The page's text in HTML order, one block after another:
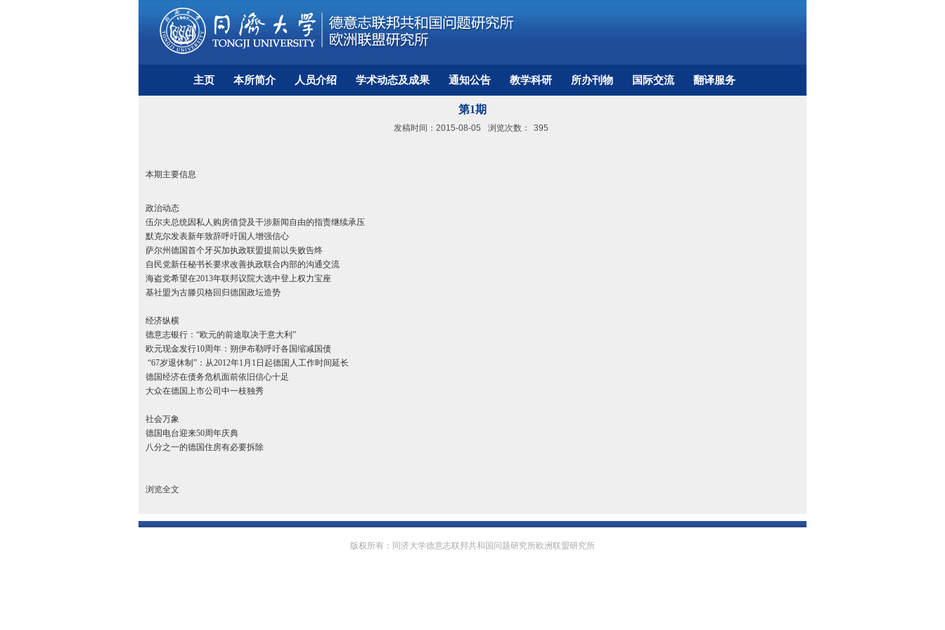
主页 本所简介 人员介绍 学术动态及成果 通知公告 教学科研 所办刊物 国际交流 翻译服务
第1期
发稿时间：2015-08-05 浏览次数： 395
本期主要信息
政治动态
伍尔夫总统因私人购房借贷及干涉新闻自由的指责继续承压
默克尔发表新年致辞呼吁国人增强信心
萨尔州德国首个牙买加执政联盟提前以失败告终
自民党新任秘书长要求改善执政联合内部的沟通交流
海盗党希望在2013年联邦议院大选中登上权力宝座
基社盟为古滕贝格回归德国政坛造势
经济纵横
德意志银行：“欧元的前途取决于意大利”
欧元现金发行10周年：朔伊布勒呼吁各国缩减国债
“67岁退休制”：从2012年1月1日起德国人工作时间延长
德国经济在债务危机面前依旧信心十足
大众在德国上市公司中一枝独秀
社会万象
德国电台迎来50周年庆典
八分之一的德国住房有必要拆除
浏览全文
版权所有：同济大学德意志联邦共和国问题研究所欧洲联盟研究所